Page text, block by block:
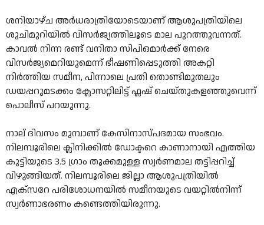
ശനിയാഴ്ച അർധരാത്രിയോടെയാണ് ആശുപത്രിയിലെ
ശുചിമുറിയിൽ വിസർജ്യത്തിലൂടെ മാല പുറത്തുവന്നത്.
കാവൽ നിന്ന രണ്ട് വനിതാ സിപിഒമാർക്ക് നേരെ
വിസർജ്യമെറിയുമെന്ന് ഭീഷണിപ്പെടുത്തി അകറ്റി
നിർത്തിയ സമീന, പിന്നാലെ പ്രതി തൊണ്ടിമുതലും
ഡയപ്പറുമടക്കം ക്ലോസറ്റിലിട്ട് ഫ്ലഷ് ചെയ്തുകളഞ്ഞുവെന്ന്
പൊലീസ് പറയുന്നു.
നാല് ദിവസം മുമ്പാണ് കേസിനാസ്പദമായ സംഭവം.
നിലമ്പൂരിലെ ക്ലിനിക്കിൽ ഡോക്ടറെ കാണാനായി എത്തിയ
കുട്ടിയുടെ 3.5 ഗ്രാം തൂക്കമുള്ള സ്വർണമാല തട്ടിപ്പറിച്ച്
വിഴുങ്ങിയത്. നിലമ്പൂരിലെ ജില്ലാ ആശുപത്രിയിൽ
എക്‌സറേ പരിശോധനയിൽ സമീനയുടെ വയറ്റിൽനിന്ന്
സ്വർണാഭരണം കണ്ടെത്തിയിരുന്നു.